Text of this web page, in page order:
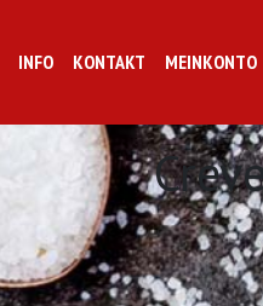
INFO KONTAKT MEINKONTO